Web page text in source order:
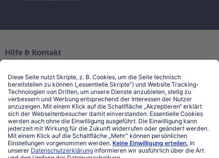
Hilfe & Kontakt
Kontakt
FAQ
Service
Unternehmen